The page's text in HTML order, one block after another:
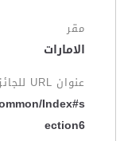
مقر
الامارات
عنوان URL للجائزة
Index#s
ection6